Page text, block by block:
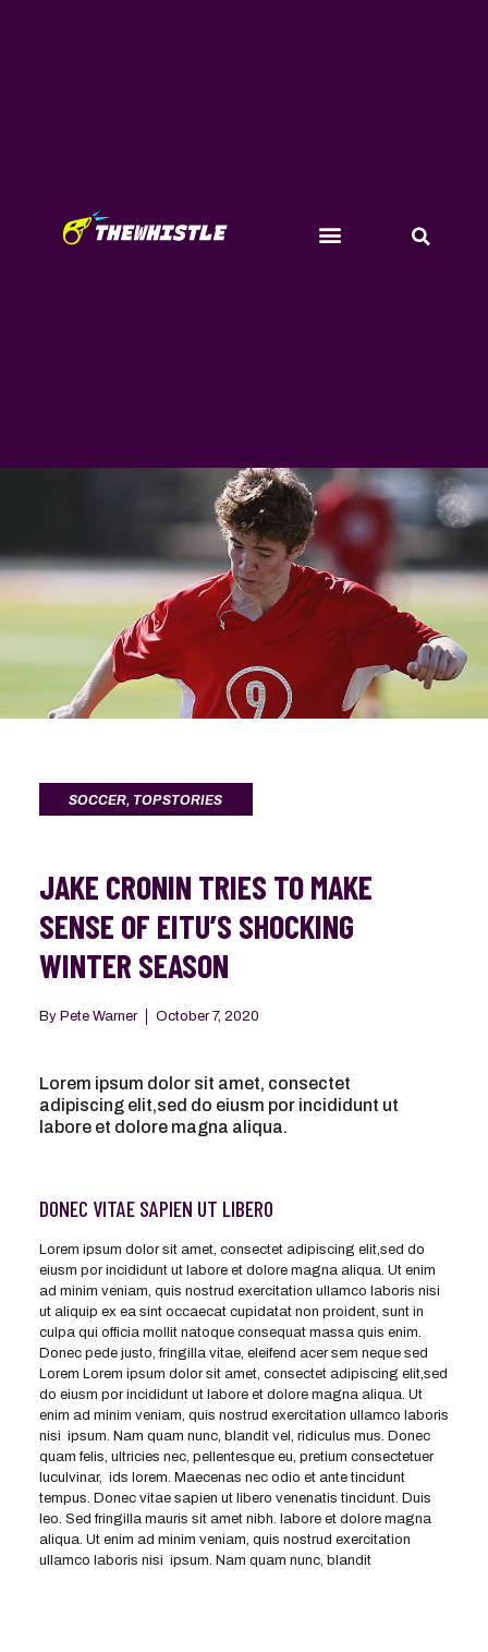
SOCCER, TOP STORIES
JAKE CRONIN TRIES TO MAKE
SENSE OF EITU’S SHOCKING
WINTER SEASON
ByPete Warner October 7, 2020
Lorem ipsum dolor sit amet, consectet
adipiscing elit,sed do eiusm por incididunt ut
labore et dolore magna aliqua.
DONEC VITAE SAPIEN UT LIBERO
Lorem ipsum dolor sit amet, consectet adipiscing elit,sed do
eiusm por incididunt ut labore et dolore magna aliqua. Ut enim
ad minim veniam, quis nostrud exercitation ullamco laboris nisi
ut aliquip ex ea sint occaecat cupidatat non proident, sunt in
culpa qui officia mollit natoque consequat massa quis enim.
Donec pede justo, fringilla vitae, eleifend acer sem neque sed
Lorem Lorem ipsum dolor sit amet, consectet adipiscing elit,sed
do eiusm por incididunt ut labore et dolore magna aliqua. Ut
enim ad minim veniam, quis nostrud exercitation ullamco laboris
nisi ipsum. Nam quam nunc, blandit vel, ridiculus mus. Donec
quam felis, ultricies nec, pellentesque eu, pretium consectetuer
luculvinar, ids lorem. Maecenas nec odio et ante tincidunt
tempus. Donec vitae sapien ut libero venenatis tincidunt. Duis
leo. Sed fringilla mauris sit amet nibh. labore et dolore magna
aliqua. Ut enim ad minim veniam, quis nostrud exercitation
ullamco laboris nisi ipsum. Nam quam nunc, blandit